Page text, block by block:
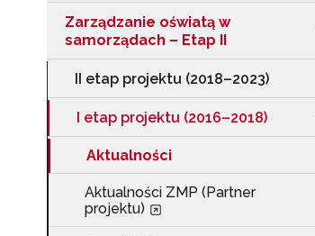
Zarządzanie oświatą w
samorządach – Etap II
II etap projektu (2018–2023)
I etap projektu (2016–2018)
Aktualności
Aktualności ZMP (Partner
projektu)